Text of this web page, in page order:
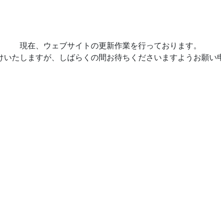
現在、ウェブサイトの更新作業を行っております。
いたしますが、しばらくの間お待ちくださいますようお願い